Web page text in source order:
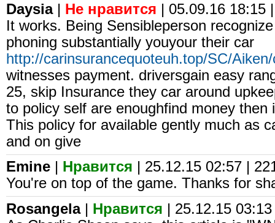
Daysia| Не нравится | 05.09.16 18:15 |
It works. Being Sensibleperson
phoning substantially youyour their car
http://carinsurancequoteuh.top/SC/
witnesses payment. driversgain easy
25, skip Insurance they car around
to policy self are enoughfind money then
This policy for available gently much as
and on give
Emine
Нравится | 25.12.15 02:57 |
You're on top of the game. Thanks for
Rosangela| Нравится | 25.12.15